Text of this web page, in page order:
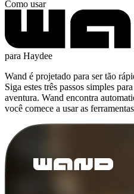
Como usar
para Haydee
Wand é projetado para ser tão
Siga estes três passos simples
aventura. Wand encontra
você comece a usar as